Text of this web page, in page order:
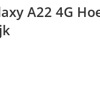
A22 4G